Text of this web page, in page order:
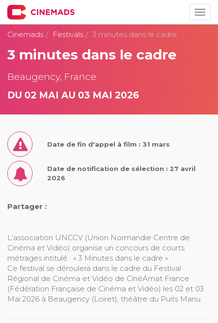
Cinemads
Festivals 3 minutes dans le cadre
3 minutes dans le cadre
Beaugency, France
DU 02 MAI AU 03 MAI 2026
Date de fin d'appel à film : 31 mars
Date de notification de sélection : 27 avril
2026
Partager :
L'association UNCCV (Union Normandie Centre de
Cinéma et Vidéo) organise un concours de courts
métrages intitulé : « 3 Minutes dans le cadre ».
Ce festival se déroulera dans le cadre du Festival
Régional de Cinéma et Vidéo de CinéAmat France
(Fédération Française de Cinéma et Vidéo) les 02 et 03
Mai 2026 à Beaugency (Loiret), théâtre du Puits Manu.